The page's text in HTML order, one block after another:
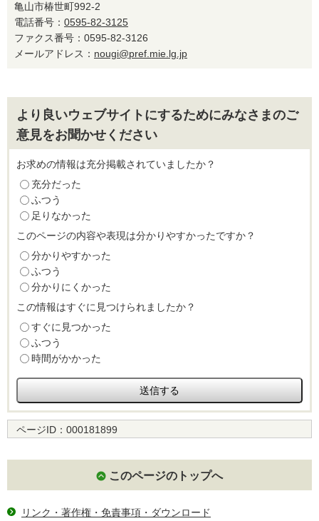
亀山市椿世町992-2
電話番号： 0595-82-3125
ファクス番号：0595-82-3126
メールアドレス： nougi@pref.mie.lg.jp
より良いウェブサイトにするためにみなさまのご
意見をお聞かせください
お求めの情報は充分掲載されていましたか？
充分だった
ふつう
足りなかった
このページの内容や表現は分かりやすかったですか？
分かりやすかった
ふつう
分かりにくかった
この情報はすぐに見つけられましたか？
すぐに見つかった
ふつう
時間がかかった
ページID： 000181899
このページのトップへ
リンク・著作権・免責事項・ダウンロード